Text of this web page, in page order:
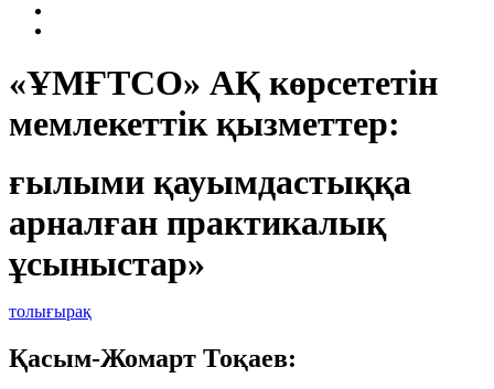
«ҰМҒТСО» АҚ көрсететін
мемлекеттік қызметтер:
ғылыми қауымдастыққа
арналған практикалық
ұсыныстар»
толығырақ
Қасым-Жомарт Тоқаев: